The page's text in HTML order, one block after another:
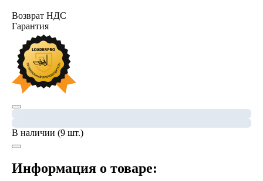
Возврат НДС
Гарантия
В наличии (9 шт.)
Информация о товаре: